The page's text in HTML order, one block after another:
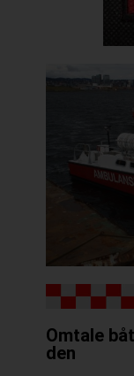
Omtale
den